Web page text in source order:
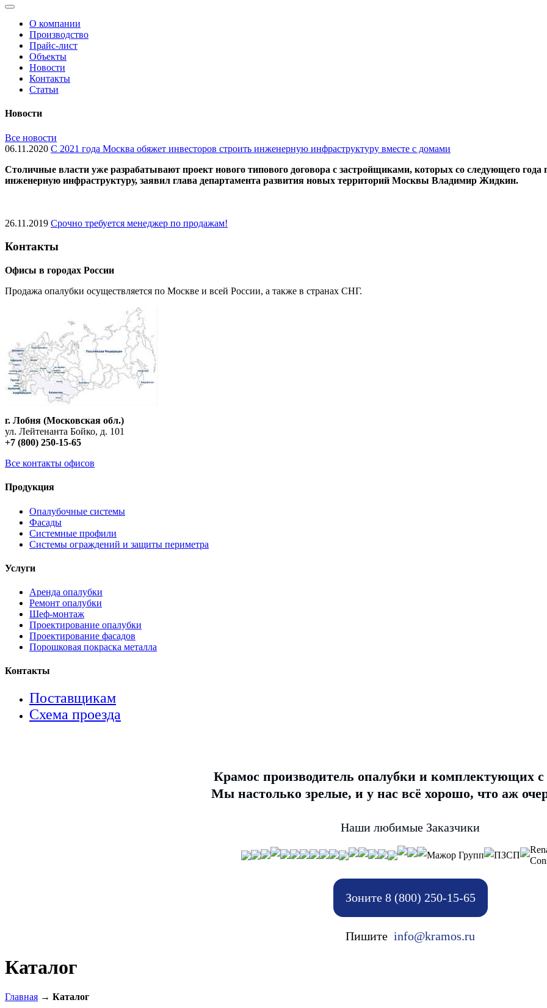
О компании
Производство
Прайс-лист
Объекты
Новости
Контакты
Статьи
Новости
Все новости
06.11.2020 С 2021 года Москва обяжет инвесторов строить инженерную инфраструктуру вместе с домами
Cтоличные власти уже разрабатывают проект нового типового договора с застройщиками, которых со следующего
инженерную инфраструктуру, заявил глава департамента развития новых территорий Москвы Владимир Жидкин.
26.11.2019 Срочно требуется менеджер по продажам!
Контакты
Офисы в городах России
Продажа опалубки осуществляется по Москве и всей России, а также в странах СНГ.
г. Лобня (Московская обл.)
ул. Лейтенанта Бойко, д. 101
+7 (800) 250-15-65
Все контакты офисов
Продукция
Опалубочные системы
Фасады
Системные профили
Системы ограждений и защиты периметра
Услуги
Аренда опалубки
Ремонт опалубки
Шеф-монтаж
Проектирование опалубки
Проектирование фасадов
Порошковая покраска металла
Контакты
Поставщикам
Схема проезда
Крамос производитель опалубки и комплектующих с
Мы настолько зрелые, и у нас всё хорошо, что аж
Наши любимые Заказчики
Мажор Групп ПЗСП
Зоните 8 (800) 250-15-65
Пишите info@kramos.ru
Каталог
Главная → Каталог